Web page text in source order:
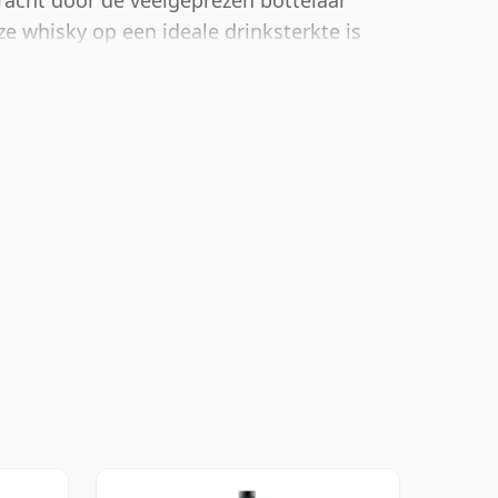
whisky op een ideale drinksterkte is
van 70cl.